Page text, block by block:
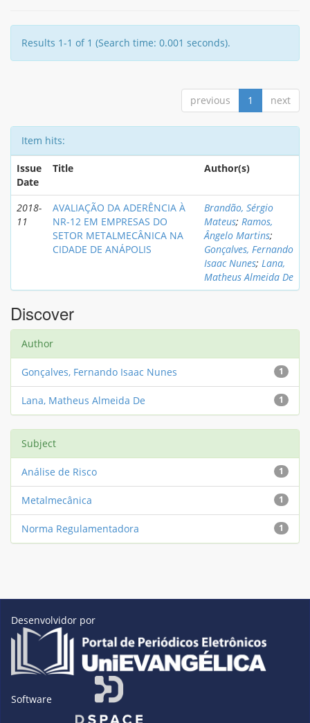
Results 1-1 of 1 (Search time: 0.001 seconds).
previous 1 next
Item hits:
Issue
Date
Title Author(s)
2018-
11
AVALIAÇÃO DA ADERÊNCIA À
NR-12 EM EMPRESAS DO
SETOR METALMECÂNICA NA
CIDADE DE ANÁPOLIS
Brandão, Sérgio
Mateus; Ramos,
Ângelo Martins;
Gonçalves, Fernando
Isaac Nunes; Lana,
Matheus Almeida De
Discover
Author
1
Gonçalves, Fernando Isaac Nunes
1
Lana, Matheus Almeida De
Subject
1
Análise de Risco
1
Metalmecânica
1
Norma Regulamentadora
Desenvolvidor por
Software